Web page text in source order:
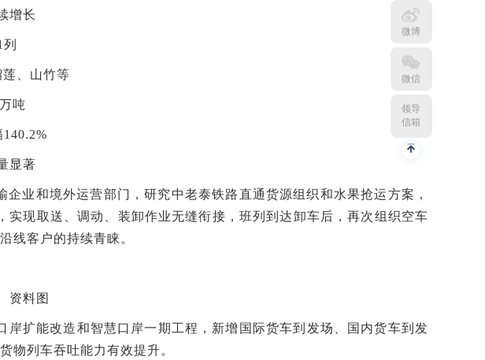
微博
微信
领导
信箱
增长
、山竹等
吨
显著
业和境外运营部门，研究中老泰铁路直通货源组织和水果抢运方案，
现取送、调动、装卸作业无缝衔接，班列到达卸车后，再次组织空车
线客户的持续青睐。
资料图
扩能改造和智慧口岸一期工程，新增国际货车到发场、国内货车到发
物列车吞吐能力有效提升。